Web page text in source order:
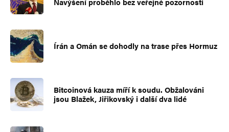
Írán a Omán se dohodly na trase přes Hormuz
Bitcoinová kauza míří k soudu. Obžalováni
jsou Blažek, Jiřikovský i další dva lidé